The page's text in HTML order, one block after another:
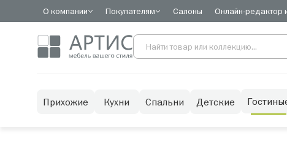
О компании Покупателям Салоны Онлайн-редактор
Прихожие Кухни Спальни Детские